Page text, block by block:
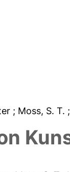
; Moss, S. T.